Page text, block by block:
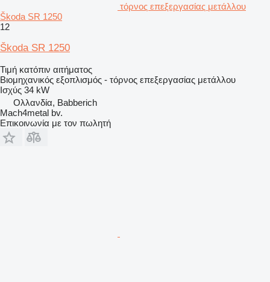
τόρνος επεξεργασίας μετάλλου
Škoda SR 1250
12
Škoda SR 1250
Τιμή κατόπιν αιτήματος
Βιομηχανικός εξοπλισμός - τόρνος επεξεργασίας μετάλλου
Ισχύς 34 kW
Ολλανδία, Babberich
Mach4metal bv.
Επικοινωνία με τον πωλητή